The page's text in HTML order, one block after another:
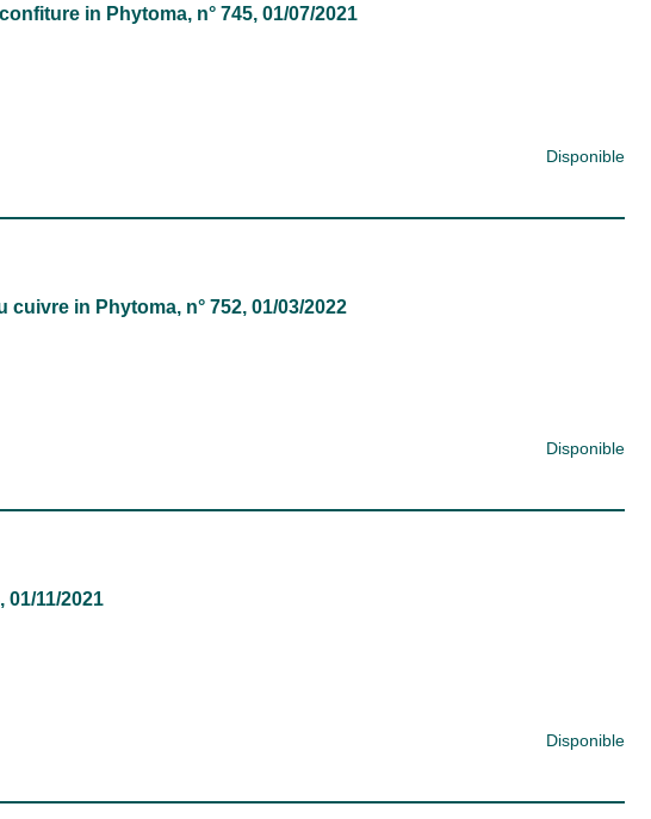
in Phytoma, n° 745, 01/07/2021
Disponible
cuivre in Phytoma, n° 752, 01/03/2022
Disponible
01/11/2021
Disponible